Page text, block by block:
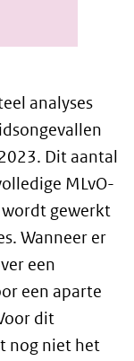
analyses
Dit aantal
MLvO-
wordt gewerkt
Wanneer er
een
een aparte
dit
nog niet het